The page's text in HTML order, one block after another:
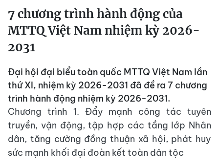
7 chương trình hành động của
MTTQ Việt Nam nhiệm kỳ 2026-
2031
Đại hội đại biểu toàn quốc MTTQ Việt Nam lần
thứ XI, nhiệm kỳ 2026-2031 đã đề ra 7 chương
trình hành động nhiệm kỳ 2026-2031.
Chương trình 1. Đẩy mạnh công tác tuyên
truyền, vận động, tập hợp các tầng lớp Nhân
dân, tăng cường đồng thuận xã hội, phát huy
sức mạnh khối đại đoàn kết toàn dân tộc